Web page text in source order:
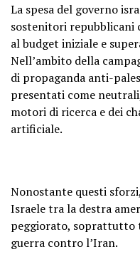
La spesa del governo
sostenitori repubblicani
al budget iniziale e
Nell’ambito della
di propaganda anti-
presentati come
motori di ricerca e dei
artificiale.
Nonostante questi sforzi,
Israele tra la destra
peggiorato, soprattutto
guerra contro l’Iran.